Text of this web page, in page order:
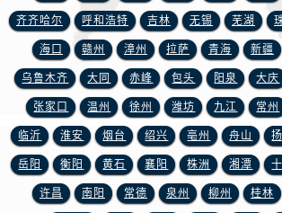
齐齐哈尔 呼和浩特 吉林 无锡 芜湖
海口 赣州 漳州 拉萨 青海 新疆
乌鲁木齐 大同 赤峰 包头 阳泉 大庆
张家口 温州 徐州 潍坊 九江 常州
临沂 淮安 烟台 绍兴 亳州 舟山
岳阳 衡阳 黄石 襄阳 株洲 湘潭
许昌 南阳 常德 泉州 柳州 桂林